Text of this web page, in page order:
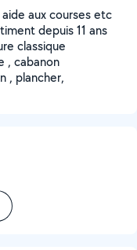
aux courses etc
depuis 11 ans
classique
, cabanon
, plancher,